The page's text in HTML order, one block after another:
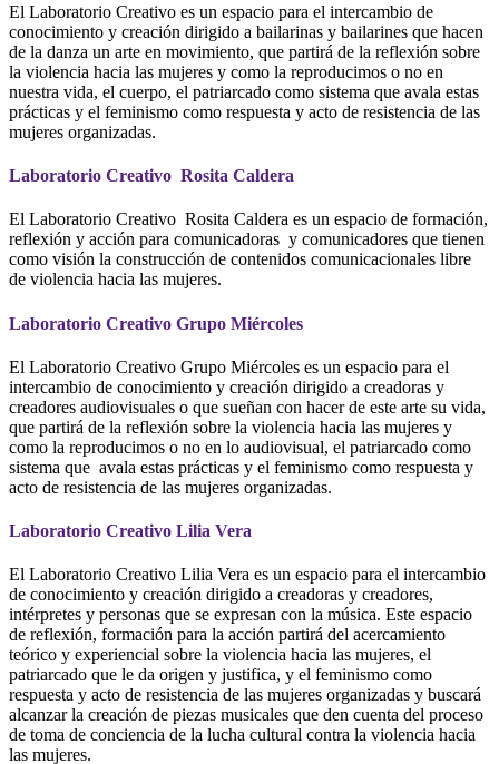
El Laboratorio Creativo es un espacio para el intercambio de
conocimiento y creación dirigido a bailarinas y bailarines que hacen
de la danza un arte en movimiento, que partirá de la reflexión sobre
la violencia hacia las mujeres y como la reproducimos o no en
nuestra vida, el cuerpo, el patriarcado como sistema que avala estas
prácticas y el feminismo como respuesta y acto de resistencia de las
mujeres organizadas.
Laboratorio Creativo Rosita Caldera
El Laboratorio Creativo Rosita Caldera es un espacio de formación,
reflexión y acción para comunicadoras y comunicadores que tienen
como visión la construcción de contenidos comunicacionales libre
de violencia hacia las mujeres.
Laboratorio Creativo Grupo Miércoles
El Laboratorio Creativo Grupo Miércoles es un espacio para el
intercambio de conocimiento y creación dirigido a creadoras y
creadores audiovisuales o que sueñan con hacer de este arte su vida,
que partirá de la reflexión sobre la violencia hacia las mujeres y
como la reproducimos o no en lo audiovisual, el patriarcado como
sistema que avala estas prácticas y el feminismo como respuesta y
acto de resistencia de las mujeres organizadas.
Laboratorio Creativo Lilia Vera
El Laboratorio Creativo Lilia Vera es un espacio para el intercambio
de conocimiento y creación dirigido a creadoras y creadores,
intérpretes y personas que se expresan con la música. Este espacio
de reflexión, formación para la acción partirá del acercamiento
teórico y experiencial sobre la violencia hacia las mujeres, el
patriarcado que le da origen y justifica, y el feminismo como
respuesta y acto de resistencia de las mujeres organizadas y buscará
alcanzar la creación de piezas musicales que den cuenta del proceso
de toma de conciencia de la lucha cultural contra la violencia hacia
las mujeres.